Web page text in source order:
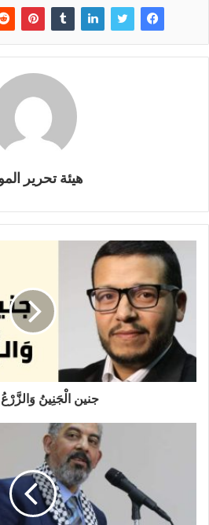
هيئة تحرير
جنين الْجَنِينُ وَالزَّرْعُ